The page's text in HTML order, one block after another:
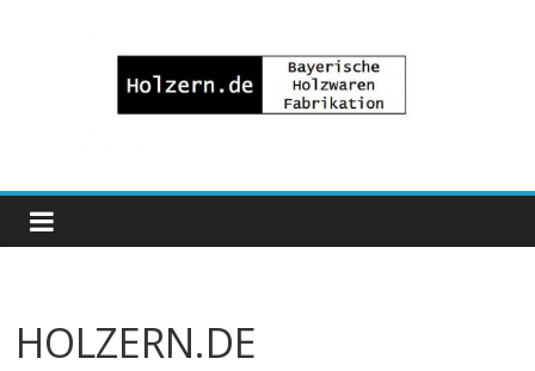
Bayrische
Holzwaren
Fabrikation
HOLZERN.DE